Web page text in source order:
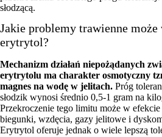
słodzącą.
Jakie problemy trawienne może
erytrytol?
Mechanizm działań niepożądanych
erytrytolu ma charakter osmotyczny
magnes na wodę w jelitach. Próg
słodzik wynosi średnio 0,5-1 gram na
Przekroczenie tego limitu może w
biegunki, wzdęcia, gazy jelitowe i
Erytrytol oferuje jednak o wiele lepszą